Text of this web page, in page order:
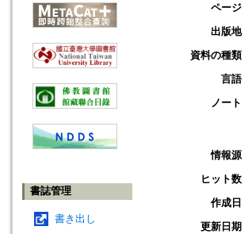
書誌管理
書き出し
ページ
出版地
資料の種類
言語
ノート
情報源
ヒット数
作成日
更新日期